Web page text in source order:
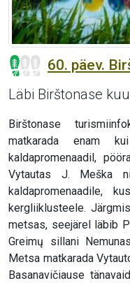
60. päev.
Läbi Birštonase
Birštonase
matkarada enam
kaldapromenaadil,
Vytautas J. Meška
kaldapromenaadile,
kergliiklusteele.
metsas, seejärel läbib
Greimų sillani
Metsa matkarada
Basanavičiause